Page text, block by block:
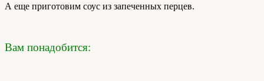
А еще приготовим соус из запеченных перцев.
Вам понадобится: